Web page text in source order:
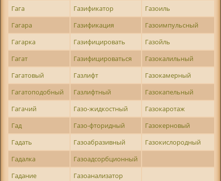
Гага
Газификатор
Газоиль
Гагара
Газификация
Газоимпульсный
Гагарка
Газифицировать
Газойль
Гагат
Газифицироваться
Газокалильный
Гагатовый
Газлифт
Газокамерный
Гагатоподобный
Газлифтный
Газокапельный
Гагачий
Газо-жидкостный
Газокаротаж
Гад
Газо-фторидный
Газокерновый
Гадать
Газоабразивный
Газокислородный
Гадалка
Газоадсорбционный
Гадание
Газоанализатор